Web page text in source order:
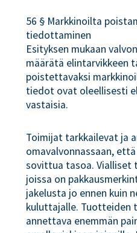
56 § Markkinoilta
tiedottaminen
Esityksen mukaan
määrätä elintarvikkeen
poistettavaksi
tiedot ovat oleellisesti
vastaisia.
Toimijat tarkkailevat ja
omavalvonnassaan,
sovittua tasoa.
joissa on
jakelusta jo ennen kuin
kuluttajalle. Tuotteiden
annettava enemmän